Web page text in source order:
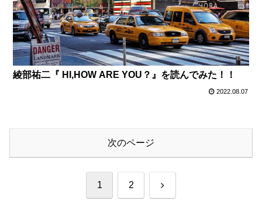
綾部祐二『 HI,HOW ARE YOU？』を読んでみた！！
2022.08.07
次のページ
1 2 次